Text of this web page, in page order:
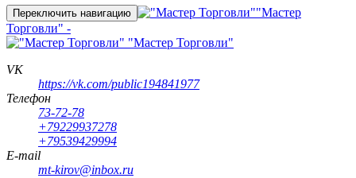
Переключить навигацию
"Мастер
Торговли" -
"Мастер Торговли"
VK
https://vk.com/public194841977
Телефон
73-72-78
+79229937278
+79539429994
E-mail
mt-kirov@inbox.ru